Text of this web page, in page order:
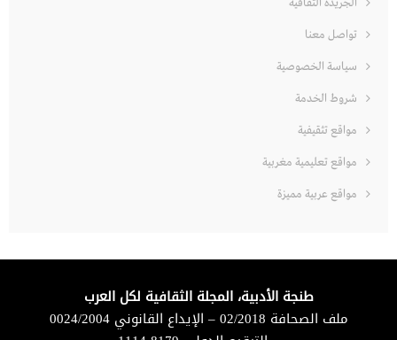
تواصل معنا
سياسة الخصوصية
شروط الخدمة
مواقع تثقيفية
مواقع تعليمية مغربية
مواقع عربية مميزة
طنجة الأدبية، المجلة الثقافية لكل العرب
ملف الصحافة 02/2018 – الإيداع القانوني 0024/2004